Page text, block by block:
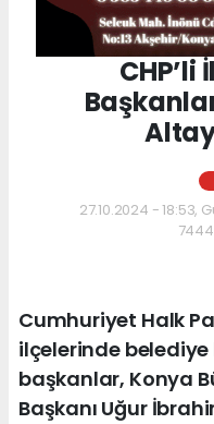
CHP’li
27.10.2024 - 18:53,
Cumhuriyet Halk
ilçelerinde
başkanlar, Konya
Başkanı Uğur